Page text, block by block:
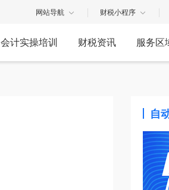
网站导航 财税小程序
会计实操培训 财税资讯 服务区
自